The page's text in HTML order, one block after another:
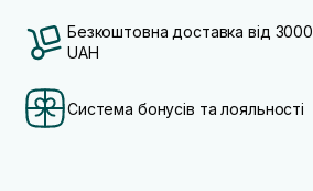
Безкоштовна доставка від 3000
UAH
Система бонусів та лояльності